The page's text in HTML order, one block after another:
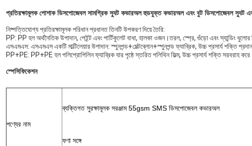
প্রতিরক্ষামূলক পোশাক ডিসপোজেবল সামগ্রিক স্যুট কভারঅল হুডযুক্ত কভারঅল এবং বুট ডিসপোজেবল স্যুট
নিষ্পত্তিযোগ্য প্রতিরক্ষামূলক পরিধান প্রধানত তিনটি উপকরণ দিয়ে তৈরি:
PP: PP হল অর্থনৈতিক উপাদান, পেইন্ট এবং পার্টিকুলেট বাধা, হালকা ওজন।তরল, স্প্রে, গুঁড়ো এবং স্যান্ডিং ধুলোর
এসএমএস: এসএমএস একটি মাল্টিলেয়ার উপাদান: স্পুনপন্ড+মেল্টব্লোন+স্পুনপন্ড ফ্যাব্রিক, উচ্চ প্রসার্য শক্তি
PP+PE: PP+PE হল পলিপ্রোপিলিন ফ্যাব্রিক যার পৃষ্ঠে স্তরিত পলিথিন ফিল্ম, উচ্চ প্রসার্য শক্তি সরবরাহ
স্পেসিফিকেশন
পণ্যের নাম
ব্যক্তিগত সুরক্ষামূলক সরঞ্জাম 55gsm SMS ডিসপোজেবল কভারঅল
ফণা সঙ্গে